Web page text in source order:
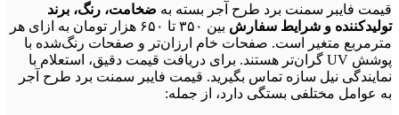
قیمت فایبر سمنت برد طرح آجر بسته به ضخامت، رنگ، برند
تولیدکننده و شرایط سفارش
بین ۳۵۰ تا ۶۵۰ هزار تومان به ازای هر
مترمربع متغیر است. صفحات خام ارزان‌تر و صفحات رنگ‌شده با
پوشش UV گران‌تر هستند. برای دریافت قیمت دقیق، استعلام با
نمایندگی نیل سازه تماس بگیرید. قیمت فایبر سمنت برد طرح آجر
به عوامل مختلفی بستگی دارد، از جمله: